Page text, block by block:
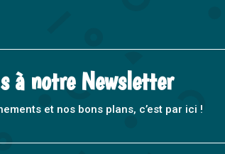
à notre Newsletter
et nos bons plans, c’est par ici !